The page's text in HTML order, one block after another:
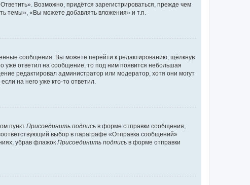
Возможно, придётся зарегистрироваться, прежде чем
темы», «Вы можете добавлять вложения» и т.п.
сообщения. Вы можете перейти к редактированию, щёлкнув
уже ответил на сообщение, то под ним появится небольшая
редактировал администратор или модератор, хотя они могут
на него уже кто-то ответил.
пункт Присоединить подпись в форме отправки сообщения,
выбор в параграфе «Отправка сообщений»
убрав флажок Присоединить подпись в форме отправки